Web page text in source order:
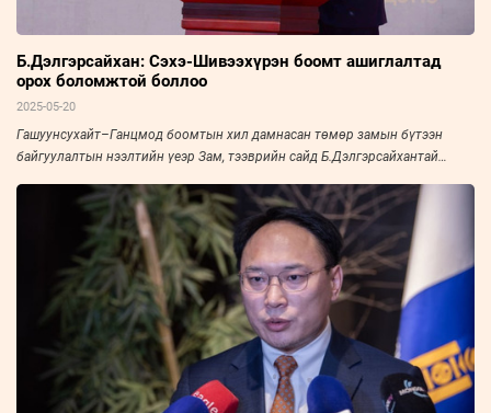
Б.Дэлгэрсайхан: Сэхэ-Шивээхүрэн боомт ашиглалтад
орох боломжтой боллоо
2025-05-20
Гашуунсухайт–Ганцмод боомтын хил дамнасан төмөр замын бүтээн
байгуулалтын нээлтийн үеэр Зам, тээврийн сайд Б.Дэлгэрсайхантай